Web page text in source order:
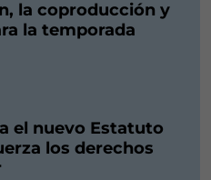
la coproducción y
la temporada
el nuevo Estatuto
los derechos